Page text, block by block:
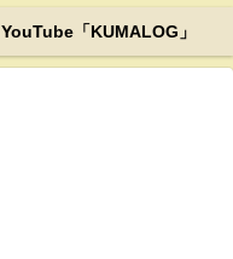
YouTube「KUMALOG」